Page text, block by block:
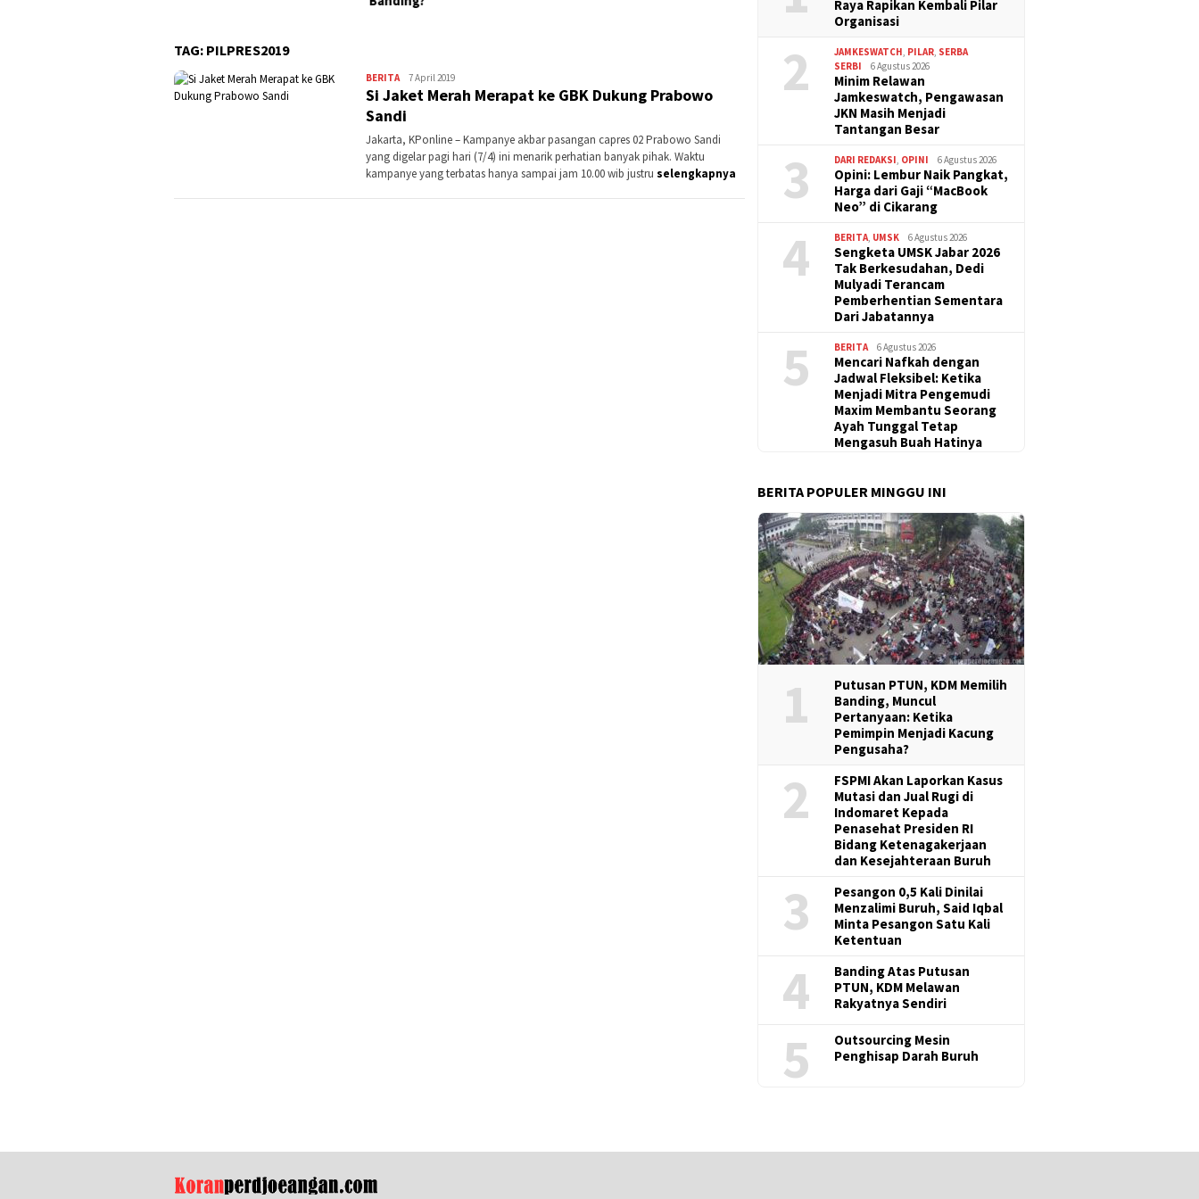
TAG: PILPRES2019
BERITAM
Hidayat
7 April 2019
Si Jaket Merah Merapat ke GBK Dukung Prabowo
Sandi
Jakarta, KPonline – Kampanye akbar pasangan capres 02 Prabowo Sandi
yang digelar pagi hari (7/4) ini menarik perhatian banyak pihak. Waktu
kampanye yang terbatas hanya sampai jam 10.00 wib justru selengkapnya
Raya Rapikan Kembali Pilar
Organisasi
2 JAMKESWATCH PILAR SERBA
SERBI
6 Agustus 2026
Minim Relawan
Jamkeswatch, Pengawasan
JKN Masih Menjadi
Tantangan Besar
3 DARI REDAKSI OPINI 6 Agustus 2026
Opini: Lembur Naik Pangkat,
Harga dari Gaji “MacBook
Neo” di Cikarang
4 BERITA UMSK 6 Agustus 2026
Sengketa UMSK Jabar 2026
Tak Berkesudahan, Dedi
Mulyadi Terancam
Pemberhentian Sementara
Dari Jabatannya
5 BERITA 6 Agustus 2026
Mencari Nafkah dengan
Jadwal Fleksibel: Ketika
Menjadi Mitra Pengemudi
Maxim Membantu Seorang
Ayah Tunggal Tetap
Mengasuh Buah Hatinya
BERITA POPULER MINGGU INI
1
Putusan PTUN, KDM Memilih
Banding, Muncul
Pertanyaan: Ketika
Pemimpin Menjadi Kacung
Pengusaha?
2
FSPMI Akan Laporkan Kasus
Mutasi dan Jual Rugi di
Indomaret Kepada
Penasehat Presiden RI
Bidang Ketenagakerjaan
dan Kesejahteraan Buruh
3
Pesangon 0,5 Kali Dinilai
Menzalimi Buruh, Said Iqbal
Minta Pesangon Satu Kali
Ketentuan
4
Banding Atas Putusan
PTUN, KDM Melawan
Rakyatnya Sendiri
5
Outsourcing Mesin
Penghisap Darah Buruh